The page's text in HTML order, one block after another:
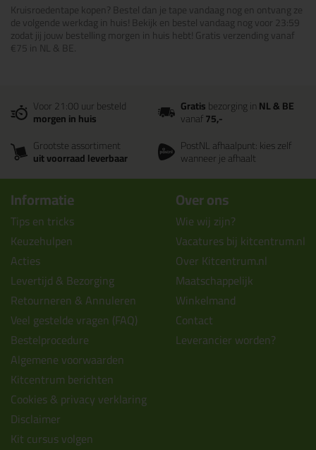
Kruisroedentape kopen? Bestel dan je tape vandaag nog en ontvang ze
de volgende werkdag in huis! Bekijk en bestel vandaag nog voor 23:59
zodat jij jouw bestelling morgen in huis hebt! Gratis verzending vanaf
€75 in NL & BE.
Voor 21:00 uur besteld
morgen in huis
Gratisbezorging inNL & BE
vanaf75,-
Grootste assortiment
uit voorraad leverbaar
PostNL afhaalpunt: kies zelf
wanneer je afhaalt
Informatie
Tips en tricks
Keuzehulpen
Acties
Levertijd & Bezorging
Retourneren & Annuleren
Veel gestelde vragen (FAQ)
Bestelprocedure
Algemene voorwaarden
Kitcentrum berichten
Cookies & privacy verklaring
Disclaimer
Kit cursus volgen
Over ons
Wie wij zijn?
Vacatures bij kitcentrum.nl
Over Kitcentrum.nl
Maatschappelijk
Winkelmand
Contact
Leverancier worden?